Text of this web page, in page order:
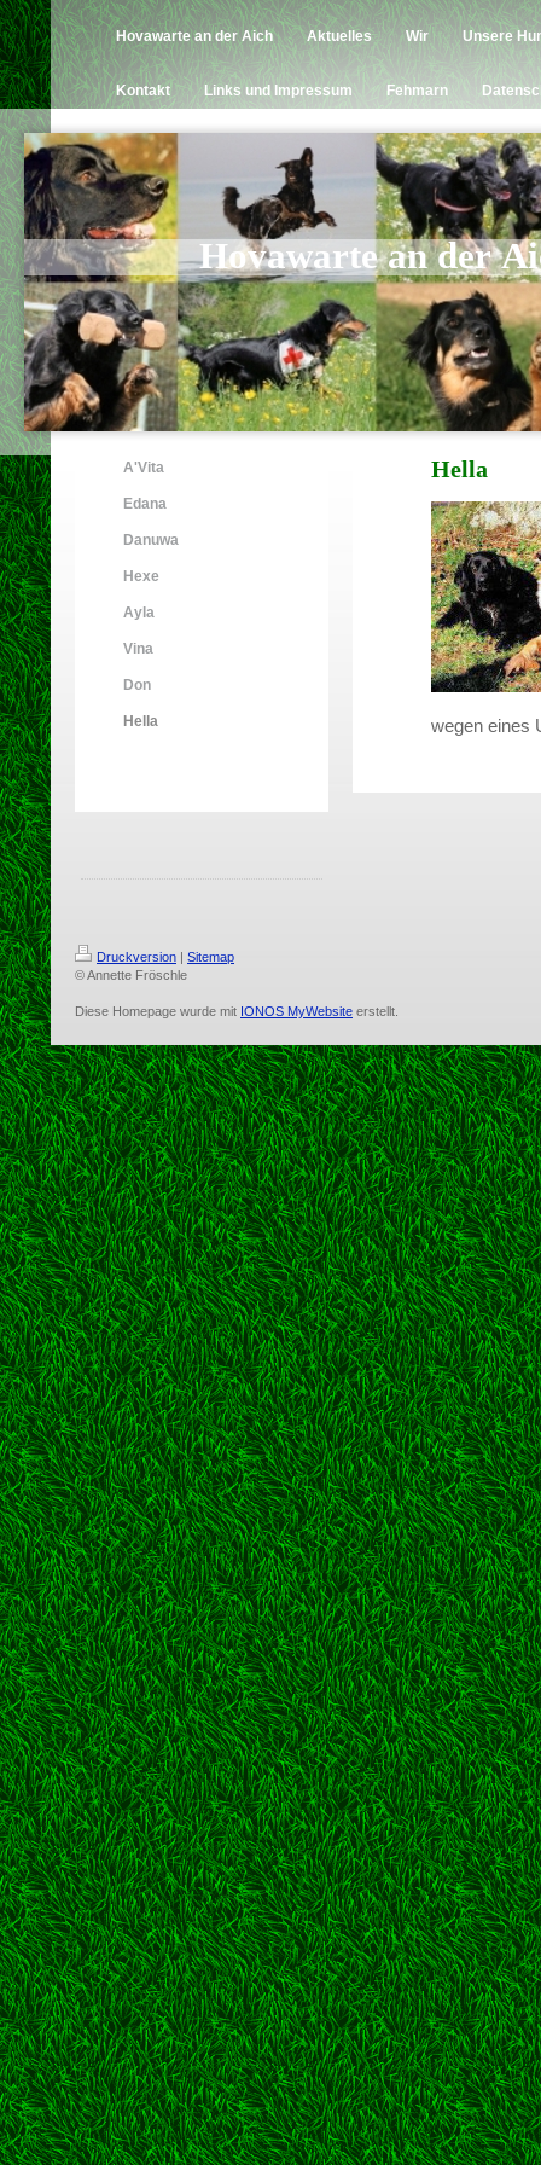
Hovawarte an der Aich Aktuelles Wir Unsere
Kontakt Links und Impressum Fehmarn
Hovawarte an der
A'Vita
Edana
Danuwa
Hexe
Ayla
Vina
Don
Hella
Hella
wegen eines
Druckversion | Sitemap
© Annette Fröschle
Diese Homepage wurde mit IONOS MyWebsite erstellt.